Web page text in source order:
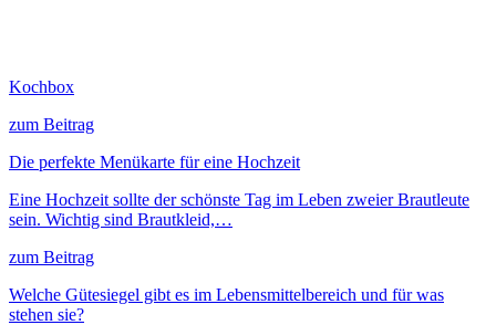
Kochbox
zum Beitrag
Die perfekte Menükarte für eine Hochzeit
Eine Hochzeit sollte der schönste Tag im Leben zweier Brautleute
sein. Wichtig sind Brautkleid,…
zum Beitrag
Welche Gütesiegel gibt es im Lebensmittelbereich und für was
stehen sie?